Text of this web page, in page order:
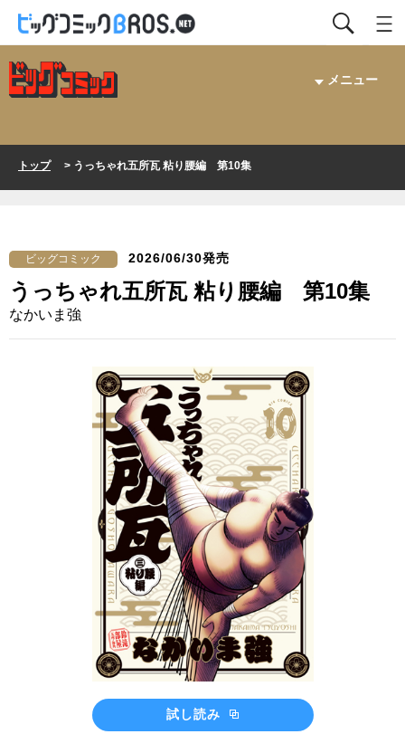
メニュー
トップ> うっちゃれ五所瓦 粘り腰編 第10集
ビッグコミック 2026/06/30発売
うっちゃれ五所瓦 粘り腰編 第10集
なかいま強
試し読み